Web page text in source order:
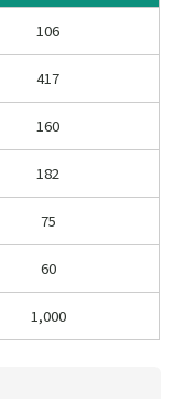
106
417
160
182
75
60
1,000